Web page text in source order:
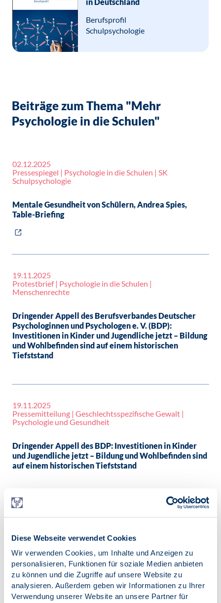
Diese Webseite verwendet Cookies
Wir verwenden Cookies, um Inhalte und Anzeigen zu
personalisieren, Funktionen für soziale Medien anbieten
zu können und die Zugriffe auf unsere Website zu
analysieren. Außerdem geben wir Informationen zu Ihrer
Verwendung unserer Website an unsere Partner für
Berufsprofil
Schulpsychologie
Beiträge zum Thema "Mehr
Psychologie in die Schulen"
02.12.2025
Pressespiegel | Psychologie in die Schulen | SK
Schulpsychologie
Mentale Gesundheit von Schülern, Andrea Spies,
Table-Briefing
19.11.2025
Protestbrief | Psychologie in die Schulen |
Menschenrechte
Dringender Appell des Berufsverbandes Deutscher
Psychologinnen und Psychologen e. V. (BDP):
Investitionen in Kinder und Jugendliche jetzt – Bildung
und Wohlbefinden sind auf einem historischen
Tiefststand
19.11.2025
Pressemitteilung | Geschlechtsspezifische Gewalt |
Psychologie und Gesundheit
Dringender Appell des BDP: Investitionen in Kinder
und Jugendliche jetzt – Bildung und Wohlbefinden sind
auf einem historischen Tiefststand
14.11.2025
Deutschlands Schulpsychologen treffen sich in Erfurt
zum Thema „Systemberatung in der Schule“, Andrea
Spies, Freistaat Thüringen